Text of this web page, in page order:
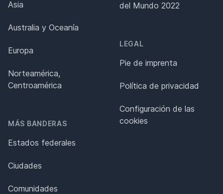
Asia
Australia y Oceanía
Europa
Norteamérica,
Centroamérica
MÁS BANDERAS
Estados federales
Ciudades
Comunidades
del Mundo 2022
LEGAL
Pie de imprenta
Política de privacidad
Configuración de las
cookies